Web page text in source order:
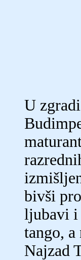
U
bivši
ljubavi i
tango,
Najzad